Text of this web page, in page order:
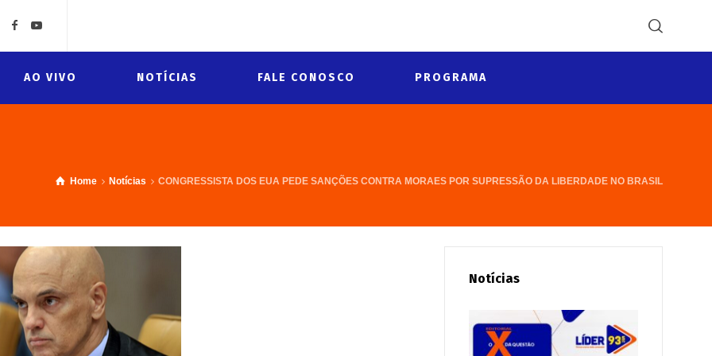
AO VIVO NOTÍCIAS FALE CONOSCO PROGRAMA
Home Notícias CONGRESSISTA DOS EUA PEDE SANÇÕES CONTRA MORAES POR SUPRESSÃO DA LIBERDADE NO BRASIL
Notícias